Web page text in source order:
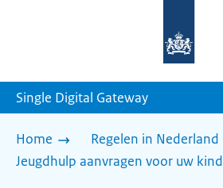
homepage
Single Digital Gateway
Home
Regelen in Nederland
Jeugdhulp aanvragen voor uw kind